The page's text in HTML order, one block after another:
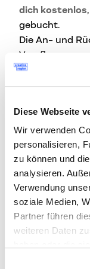
Diese Webseite
Wir verwenden
personalisieren,
zu können und
analysieren.
Verwendung
soziale Medien,
Partner führen
weiteren Daten
dich kostenlos
gebucht.
Die An- und
Verpflegung
Deine
Mailandfür
eine
den
und retour